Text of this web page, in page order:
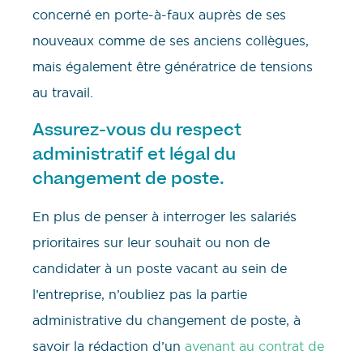
concerné en porte-à-faux auprès de ses
nouveaux comme de ses anciens collègues,
mais également être génératrice de tensions
au travail.
Assurez-vous du respect
administratif et légal du
changement de poste.
En plus de penser à interroger les salariés
prioritaires sur leur souhait ou non de
candidater à un poste vacant au sein de
l’entreprise, n’oubliez pas la partie
administrative du changement de poste, à
savoir la rédaction d’un avenant au contrat de